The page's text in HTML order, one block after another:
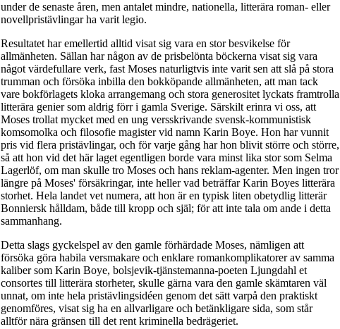
under de senaste åren, men antalet mindre, nationella, litterära roman- eller
novellpristävlingar ha varit legio.
Resultatet har emellertid alltid visat sig vara en stor besvikelse för
allmänheten. Sällan har någon av de prisbelönta böckerna visat sig vara
något värdefullare verk, fast Moses naturligtvis inte varit sen att slå på stora
trumman och försöka inbilla den bokköpande allmänheten, att man tack
vare bokförlagets kloka arrangemang och stora generositet lyckats framtrolla
litterära genier som aldrig förr i gamla Sverige. Särskilt erinra vi oss, att
Moses trollat mycket med en ung versskrivande svensk-kommunistisk
komsomolka och filosofie magister vid namn Karin Boye. Hon har vunnit
pris vid flera pristävlingar, och för varje gång har hon blivit större och större,
så att hon vid det här laget egentligen borde vara minst lika stor som Selma
Lagerlöf, om man skulle tro Moses och hans reklam-agenter. Men ingen tror
längre på Moses' försäkringar, inte heller vad beträffar Karin Boyes litterära
storhet. Hela landet vet numera, att hon är en typisk liten obetydlig litterär
Bonniersk hålldam, både till kropp och själ; för att inte tala om ande i detta
sammanhang.
Detta slags gyckelspel av den gamle förhärdade Moses, nämligen att
försöka göra habila versmakare och enklare romankomplikatorer av samma
kaliber som Karin Boye, bolsjevik-tjänstemanna-poeten Ljungdahl et
consortes till litterära storheter, skulle gärna vara den gamle skämtaren väl
unnat, om inte hela pristävlingsidéen genom det sätt varpå den praktiskt
genomföres, visat sig ha en allvarligare och betänkligare sida, som står
alltför nära gränsen till det rent kriminella bedrägeriet.